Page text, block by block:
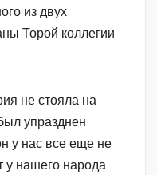
из двух
Торой коллегии
не стояла на
упразднен
у нас все еще не
у нашего народа